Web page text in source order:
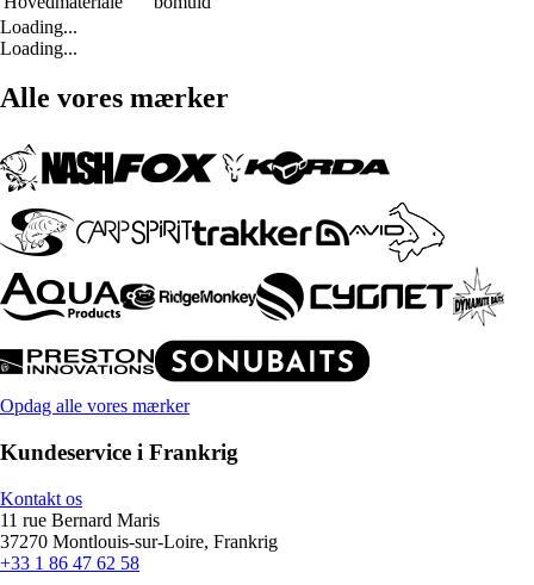
Loading...
Loading...
Alle vores mærker
Opdag alle vores mærker
Kundeservice i Frankrig
Kontakt os
11 rue Bernard Maris
37270 Montlouis-sur-Loire, Frankrig
+33 1 86 47 62 58